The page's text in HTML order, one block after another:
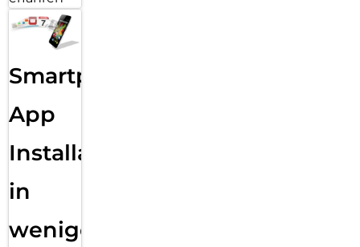
Smartphone
App
Installation
in
wenigen